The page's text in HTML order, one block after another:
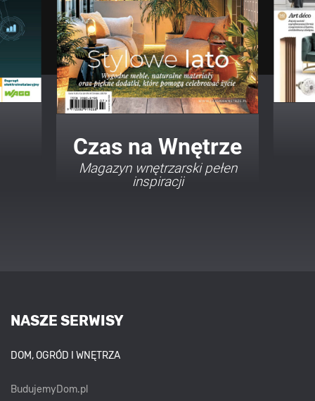
Twój Dom Twój Styl
Porady i inspiracje w
najmodniejszych stylach
NASZE SERWISY
DOM, OGRÓD I WNĘTRZA
BudujemyDom.pl